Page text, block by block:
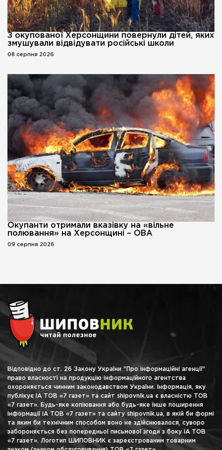
З окупованої Херсонщини повернули дітей, яких
змушували відвідувати російські школи
08 серпня 2026
Окупанти отримали вказівку на «вільне
полювання» на Херсонщині – ОВА
09 серпня 2026
Відповідно до ст. 26 Закону України "Про інформаційні агенції"
право власності на продукцію інформаційного агентства
охороняється чинним законодавством України. Інформація, яку
публікує ІА ТОВ «7 газет» та сайт shipovnik.ua є власністю ТОВ
«7 газет». Будь-яке копіювання або будь-яке інше поширення
інформації ІА ТОВ «7 газет» та сайту shipovnik.ua, в якій би формі
та яким би технічним способом воно не здійснювалося, суворо
забороняється без попередньої письмової згоди з боку ІА ТОВ
«7 газет». Логотип ШИПОВНИК є зареєстрованим товарним